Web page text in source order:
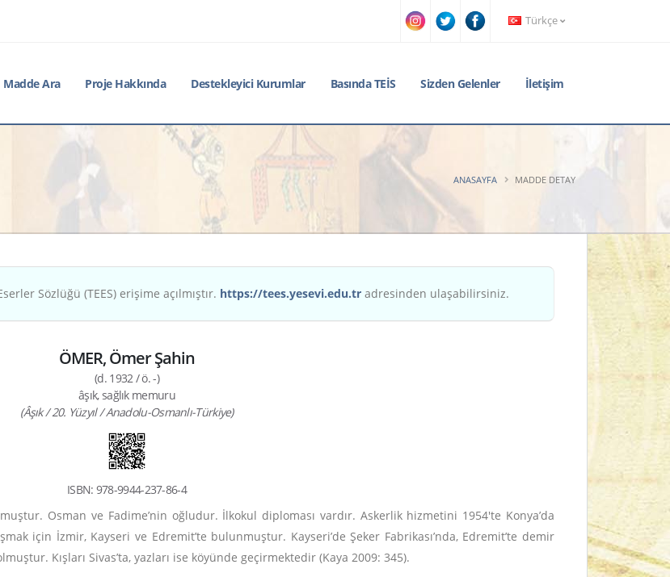
Türkçe
Madde Ara Proje Hakkında Destekleyici Kurumlar Basında TEİS Sizden Gelenler İletişim
ANASAYFA MADDE DETAY
Sözlüğü (TEES) erişime açılmıştır. https://tees.yesevi.edu.tr adresinden ulaşabilirsiniz.
ÖMER, Ömer Şahin
(d. 1932 / ö. -)
âşık, sağlık memuru
(Âşık / 20. Yüzyıl / Anadolu-Osmanlı-Türkiye)
ISBN: 978-9944-237-86-4
Osman ve Fadime’nin oğludur. İlkokul diploması vardır. Askerlik hizmetini 1954'te Konya’da
için İzmir, Kayseri ve Edremit’te bulunmuştur. Kayseri’de Şeker Fabrikası’nda, Edremit’te demir
Kışları Sivas’ta, yazları ise köyünde geçirmektedir (Kaya 2009: 345).